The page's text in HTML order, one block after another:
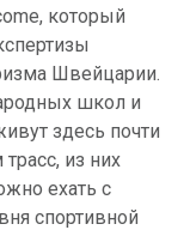
который
Швейцарии.
школ и
здесь почти
из них
ехать с
спортивной